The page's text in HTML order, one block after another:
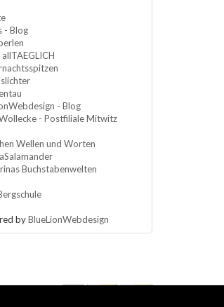
- Blog
allTAEGLICH
- Blog
- Postfiliale Mitwitz
Wellen und Worten
Buchstabenwelten
byBlueLionWebdesign